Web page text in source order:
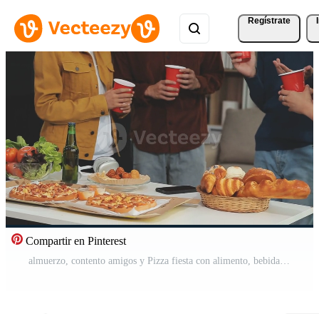
Regístrate
Compartir en Pinterest
almuerzo, contento amigos y Pizza fiesta con alimento, bebidas y conversación, social reunión y obtener juntos. joven gente, grupo y felicidad a rápido comida pizzería, restaurante y celebracion a hogar Vídeo Gratis